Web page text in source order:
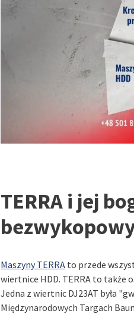
TERRA i jej
Maszyny TERRA to przede
wiertnice HDD. TERRA to także
Jedna z wiertnic DJ23AT była
Międzynarodowych Targach